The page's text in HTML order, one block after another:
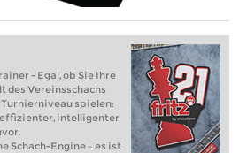
- Egal, ob Sie Ihre
des Vereinsschachs
spielen:
intelligenter
Schach-Engine – es ist